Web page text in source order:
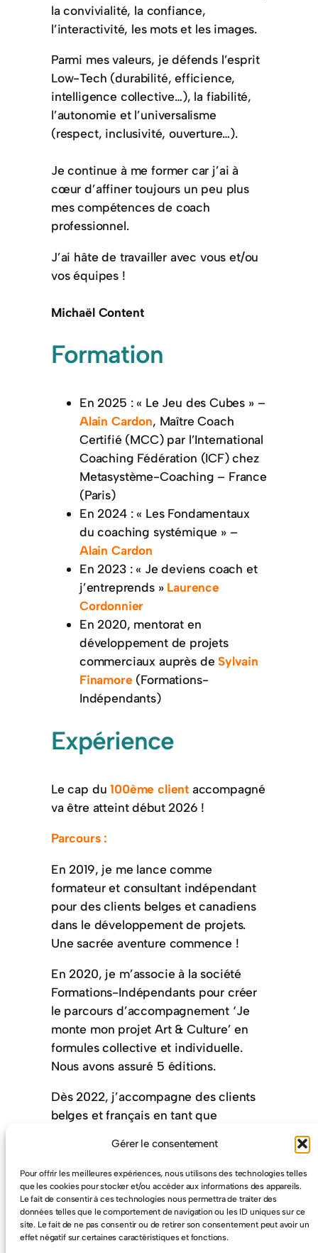
Gérer le consentement
Pour offrir les meilleures expériences, nous utilisons des technologies telles
que les cookies pour stocker et/ou accéder aux informations des appareils.
Le fait de consentir à ces technologies nous permettra de traiter des
données telles que le comportement de navigation ou les ID uniques sur ce
site. Le fait de ne pas consentir ou de retirer son consentement peut avoir un
effet négatif sur certaines caractéristiques et fonctions.
la convivialité, la confiance,
l’interactivité, les mots et les images.
Parmi mes valeurs, je défends l’esprit
Low-Tech (durabilité, efficience,
intelligence collective…), la fiabilité,
l’autonomie et l’universalisme
(respect, inclusivité, ouverture…).
Je continue à me former car j’ai à
cœur d’affiner toujours un peu plus
mes compétences de coach
professionnel.
J’ai hâte de travailler avec vous et/ou
vos équipes !
Michaël Content
Formation
En 2025 : « Le Jeu des Cubes » –
Alain Cardon, Maître Coach
Certifié (MCC) par l’International
Coaching Fédération (ICF) chez
Metasystème-Coaching – France
(Paris)
En 2024 : « Les Fondamentaux
du coaching systémique » –
Alain Cardon
En 2023 : « Je deviens coach et
j’entreprends » Laurence
Cordonnier
En 2020, mentorat en
développement de projets
commerciaux auprès deSylvain
Finamore (Formations-
Indépendants)
Expérience
Le cap du100ème client accompagné
va être atteint début 2026 !
Parcours :
En 2019, je me lance comme
formateur et consultant indépendant
pour des clients belges et canadiens
dans le développement de projets.
Une sacrée aventure commence !
En 2020, je m’associe à la société
Formations-Indépendants pour créer
le parcours d’accompagnement ‘Je
monte mon projet Art & Culture’ en
formules collective et individuelle.
Nous avons assuré 5 éditions.
Dès 2022, j’accompagne des clients
belges et français en tant que
Services